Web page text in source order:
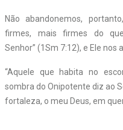
Não abandonemos,
firmes, mais firmes do
Senhor” (1Sm 7:12), e Ele nos
“Aquele que habita no
sombra do Onipotente diz ao
fortaleza, o meu Deus, em